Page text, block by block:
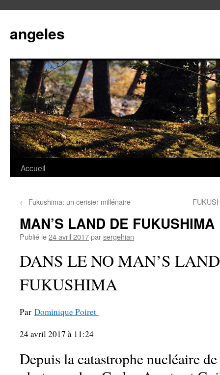
angeles
Aller
contenu
Accueil
← Fukushima: un cerisier millénaire
MAN’S LAND DE FUKUSHIMA
Publié le24 avril 2017parsergehian
DANS LE NO MAN’S
FUKUSHIMA
Par Dominique Poiret
24 avril 2017 à 11:24
Depuis la catastrophe nucléaire